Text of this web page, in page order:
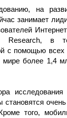
на
занимает
Research, в
с помощью всех
мире более 1,4
становятся
того,